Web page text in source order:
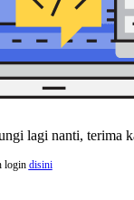
lagi nanti, terima
login disini